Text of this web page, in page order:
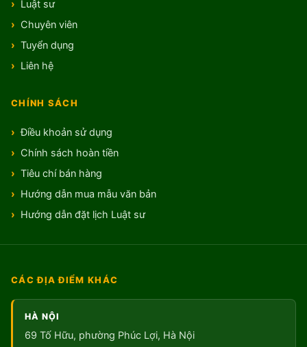
Luật sư
Chuyên viên
Tuyển dụng
Liên hệ
CHÍNH SÁCH
Điều khoản sử dụng
Chính sách hoàn tiền
Tiêu chí bán hàng
Hướng dẫn mua mẫu văn bản
Hướng dẫn đặt lịch Luật sư
CÁC ĐỊA ĐIỂM KHÁC
HÀ NỘI
69 Tố Hữu, phường Phúc Lợi, Hà Nội